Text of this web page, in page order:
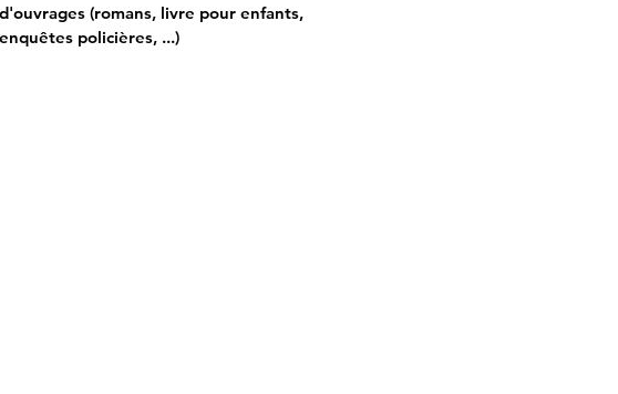
d'ouvrages (romans, livre pour enfants,
enquêtes policières, ...)